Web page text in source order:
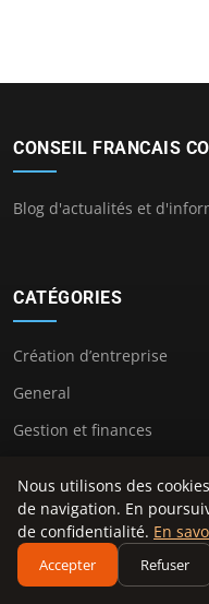
CONSEIL FRANCAIS
Blog d'actualités et
CATÉGORIES
Création d’entreprise
General
Gestion et finances
Juridique et fiscalité
Leadership et
Marketing et
Nous utilisons des
de navigation. En
de confidentialité. En
Accepter Refuser